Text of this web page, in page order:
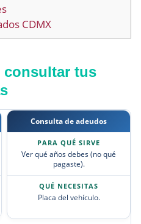
CDMX
consultar tus
Consulta de adeudos
Ver qué años debes (no qué
pagaste).
Placa del vehículo.